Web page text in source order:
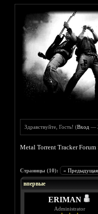
Здравствуйте, Гость! (Вход —
Metal Torrent Tracker Forum
Страницы (10): « Предыдущая
впервые
ERIMAN
Administrator